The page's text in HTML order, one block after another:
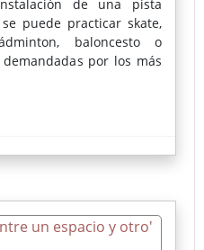
de una pista
puede practicar skate,
baloncesto o
por los más